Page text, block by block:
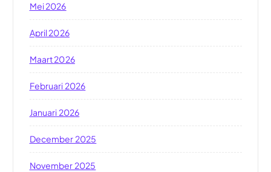
Mei 2026
April 2026
Maart 2026
Februari 2026
Januari 2026
December 2025
November 2025